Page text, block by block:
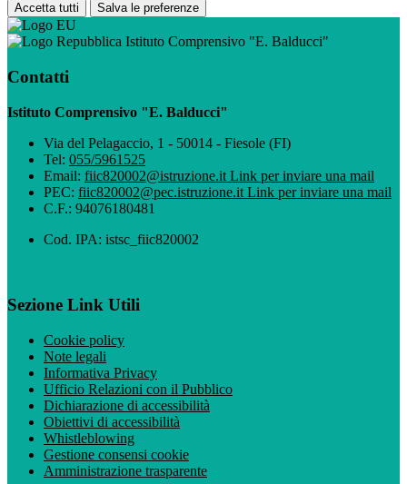
Accetta tutti Salva le preferenze
Istituto Comprensivo "E. Balducci"
Contatti
Istituto Comprensivo "E. Balducci"
Via del Pelagaccio, 1 - 50014 - Fiesole (FI)
Tel: 055/5961525
Email: fiic820002@istruzione.it Link per inviare una mail
PEC: fiic820002@pec.istruzione.it Link per inviare una mail
C.F.: 94076180481
Cod. IPA: istsc_fiic820002
Sezione Link Utili
Cookie policy
Note legali
Informativa Privacy
Ufficio Relazioni con il Pubblico
Dichiarazione di accessibilità
Obiettivi di accessibilità
Whistleblowing
Gestione consensi cookie
Amministrazione trasparente